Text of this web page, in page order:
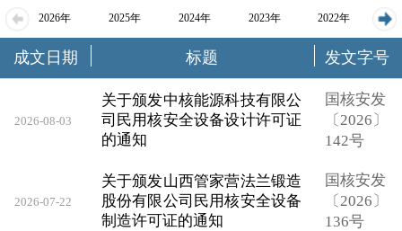
2026年 2025年 2024年 2023年 2022年
2021年 2019年
成文日期 标题 发文字号
2026-08-03
关于颁发中核能源科技有限公
司民用核安全设备设计许可证
的通知
国核安发
〔2026〕
142号
2026-07-22
关于颁发山西管家营法兰锻造
股份有限公司民用核安全设备
制造许可证的通知
国核安发
〔2026〕
136号